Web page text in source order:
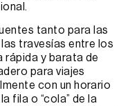
tanto para las
travesías entre los
rápida y barata de
para viajes
con un horario
fila o “cola” de la